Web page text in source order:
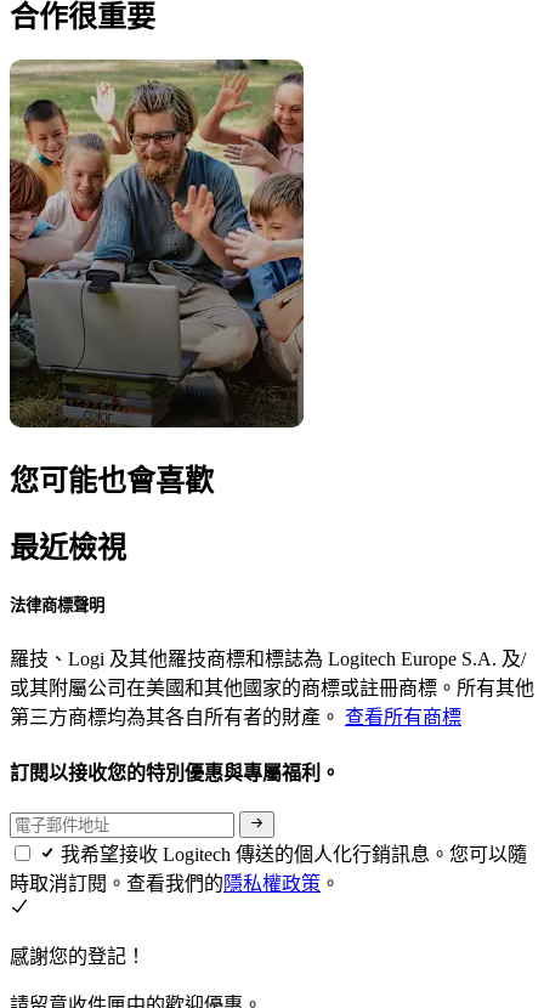
合作很重要
您可能也會喜歡
最近檢視
法律商標聲明
羅技、Logi 及其他羅技商標和標誌為 Logitech Europe S.A. 及/
或其附屬公司在美國和其他國家的商標或註冊商標。所有其他
第三方商標均為其各自所有者的財產。 查看所有商標
訂閱以接收您的特別優惠與專屬福利。
我希望接收 Logitech 傳送的個人化行銷訊息。您可以隨
時取消訂閱。查看我們的隱私權政策 。
感謝您的登記！